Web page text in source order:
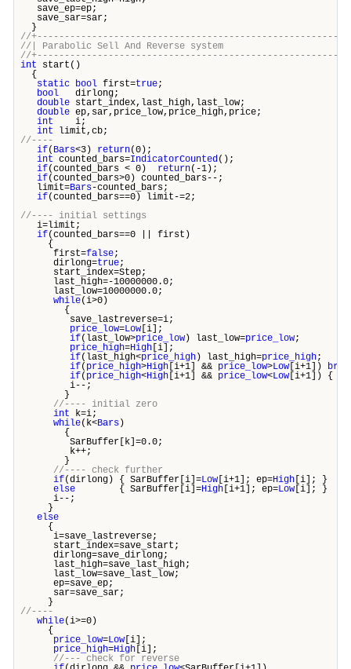
save_ep=ep;
save_sar=sar;
}
//
//| Parabolic Sell And Reverse
//
int start()
{
static bool first=true;
bool dirlong;
double start_index,last_high,last_low;
double ep,sar,price_low,price_high,price;
int i;
int limit,cb;
//----
if( Bars<3) return(0);
int counted_bars=IndicatorCounted();
if(counted_bars < 0) return(-1);
if(counted_bars>0) counted_bars--;
limit=Bars-counted_bars;
if(counted_bars==0) limit-=2;
//---- initial settings
i=limit;
if(counted_bars==0 || first)
{
first=false;
dirlong=true;
start_index=Step;
last_high=-10000000.0;
last_low=10000000.0;
while(i>0)
{
save_lastreverse=i;
price_low=Low [i];
if(last_low>price_low ) last_low=price_low;
price_high=High [i];
if(last_high<price_high ) last_high=price_high;
if( price_high>High [i+1] && price_low>Low [i+1])
if( price_high<High [i+1] && price_low<Low [i+1]) {
i--;
}
//---- initial zero
int k=i;
while(k<Bars )
{
SarBuffer[k]=0.0;
k++;
}
//---- check further
if(dirlong) { SarBuffer[i]=Low [i+1]; ep=High [i]; }
else { SarBuffer[i]=High [i+1]; ep=Low [i]; }
i--;
}
else
{
i=save_lastreverse;
start_index=save_start;
dirlong=save_dirlong;
last_high=save_last_high;
last_low=save_last_low;
ep=save_ep;
sar=save_sar;
}
//----
while(i>=0)
{
price_low=Low [i];
price_high=High [i];
//--- check for reverse